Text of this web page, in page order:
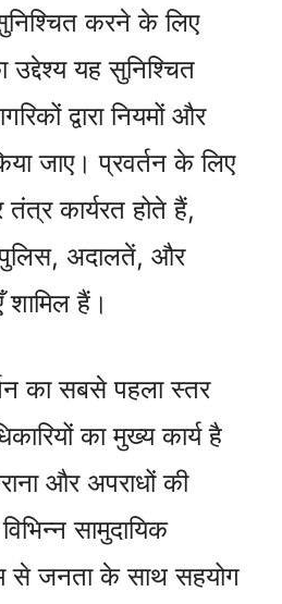
करने के लिए
यह सुनिश्चित
द्वारा नियमों और
जाए। प्रवर्तन के लिए
कार्यरत होते हैं,
अदालतें, और
हैं।
का सबसे पहला स्तर
का मुख्य कार्य है
और अपराधों की
सामुदायिक
से जनता के साथ सहयोग